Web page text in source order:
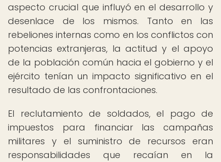
aspecto crucial que influyó en el desarrollo y
desenlace de los mismos. Tanto en las
rebeliones internas como en los conflictos con
potencias extranjeras, la actitud y el apoyo
de la población común hacia el gobierno y el
ejército tenían un impacto significativo en el
resultado de las confrontaciones.
El reclutamiento de soldados, el pago de
impuestos para financiar las campañas
militares y el suministro de recursos eran
responsabilidades que recaían en la